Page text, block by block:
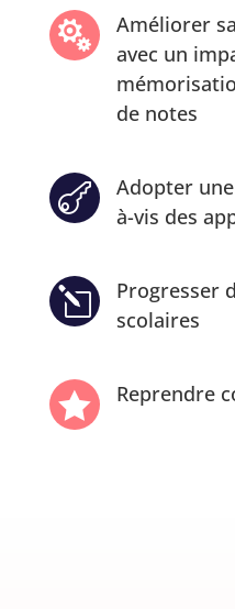

Améliorer
avec un
de notes

Adopter
à-vis des
l
Progresser
scolaires
 Reprendre